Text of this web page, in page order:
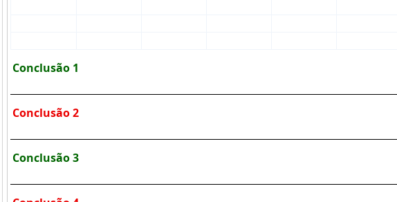
Conclusão 1
Conclusão 2
Conclusão 3